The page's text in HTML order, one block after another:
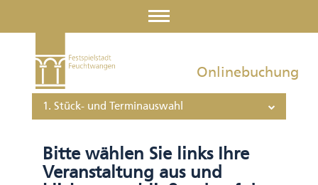
Onlinebuchung
1. Stück- und Terminauswahl
Bitte wählen Sie links Ihre
Veranstaltung aus und